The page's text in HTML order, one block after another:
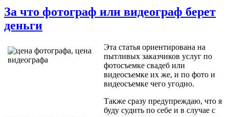
За что фотограф или видеограф берет
деньги
Эта статья ориентирована на
пытливых заказчиков услуг по
фотосъемке свадеб или
видеосъемке их же, и по фото и
видеосъемке чего угодно.
Также сразу предупреждаю, что я
буду судить по себе и в случае с